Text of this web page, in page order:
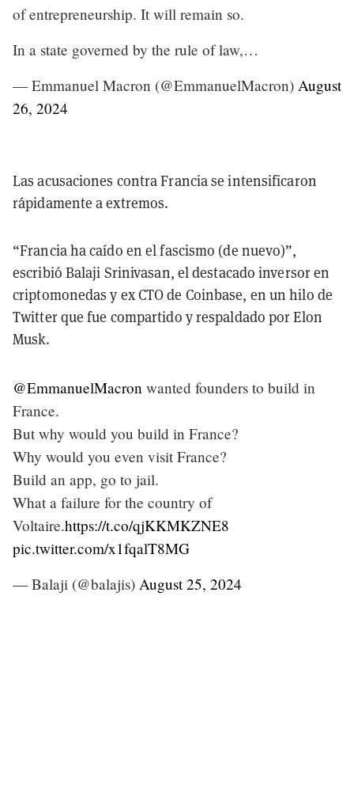
of entrepreneurship. It will remain so.
In a state governed by the rule of law,…
— Emmanuel Macron (@EmmanuelMacron) August
26, 2024
Las acusaciones contra Francia se intensificaron
rápidamente a extremos.
“Francia ha caído en el fascismo (de nuevo)”,
escribió Balaji Srinivasan, el destacado inversor en
criptomonedas y ex CTO de Coinbase, en un hilo de
Twitter que fue compartido y respaldado por Elon
Musk.
@EmmanuelMacron wanted founders to build in
France.
But why would you build in France?
Why would you even visit France?
Build an app, go to jail.
What a failure for the country of
Voltaire.https://t.co/qjKKMKZNE8
pic.twitter.com/x1fqalT8MG
— Balaji (@balajis) August 25, 2024